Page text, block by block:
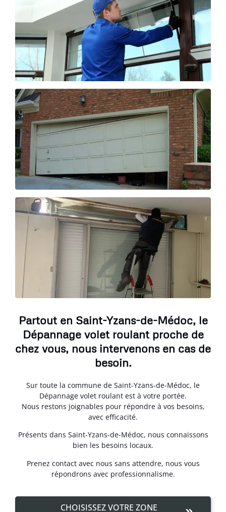
Partout en Saint-Yzans-de-Médoc, le
Dépannage volet roulant proche de
chez vous, nous intervenons en cas de
besoin.
Sur toute la commune de Saint-Yzans-de-Médoc, le
Dépannage volet roulant est à votre portée.
Nous restons joignables pour répondre à vos besoins,
avec efficacité.
Présents dans Saint-Yzans-de-Médoc, nous connaissons
bien les besoins locaux.
Prenez contact avec nous sans attendre, nous vous
répondrons avec professionnalisme.
CHOISISSEZ VOTRE ZONE